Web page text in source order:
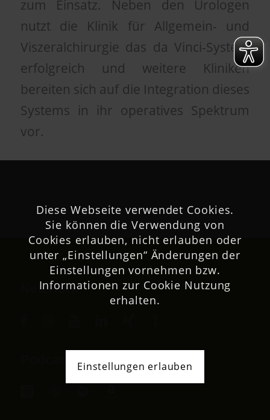
zum Einsatz. Neben den Urologen
nutzt die Klinik für Allgemein- und
Viszeralchirurgie das da Vinci-System
erfolgreich und weitere Kliniken
bereiten sich auf die Integration dieses
Systems in ihr operatives Spektrum
vor.
Netzwerk
Diese Webseite verwendet Cookies.
Sie können die Verwendung von
Cookies erlauben, nicht erlauben oder
unter „Einstellungen“ Änderungen der
Einstellungen vornehmen bzw.
Informationen zur Cookie Nutzung
erhalten.
Einstellungen erlauben